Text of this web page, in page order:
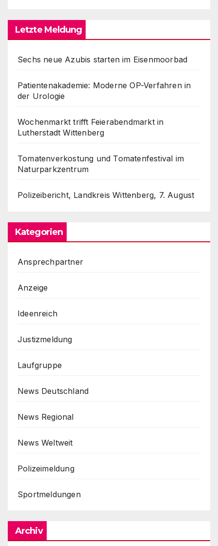
Letzte Meldung
Sechs neue Azubis starten im Eisenmoorbad
Patientenakademie: Moderne OP-Verfahren in
der Urologie
Wochenmarkt trifft Feierabendmarkt in
Lutherstadt Wittenberg
Tomatenverkostung und Tomatenfestival im
Naturparkzentrum
Polizeibericht, Landkreis Wittenberg, 7. August
Kategorien
Ansprechpartner
Anzeige
Ideenreich
Justizmeldung
Laufgruppe
News Deutschland
News Regional
News Weltweit
Polizeimeldung
Sportmeldungen
Archiv